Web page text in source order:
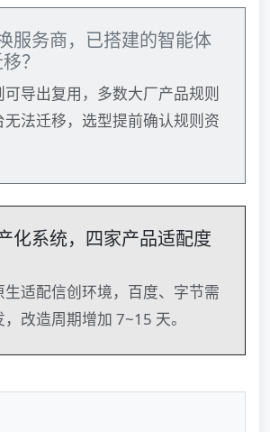
服务商，已搭建的智能体
？
导出复用，多数大厂产品规则
法迁移，选型提前确认规则资
化系统，四家产品适配度
生适配信创环境，百度、字节需
改造周期增加 7~15 天。